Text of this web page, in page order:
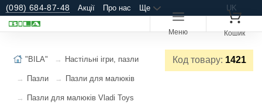
(098) 684-87-48 Акції Про нас Ще UK
Меню Кошик
Код товару: 1421
"BILA" Настільні ігри, пазли
Пазли Пазли для малюків
Пазли для малюків Vladi Toys